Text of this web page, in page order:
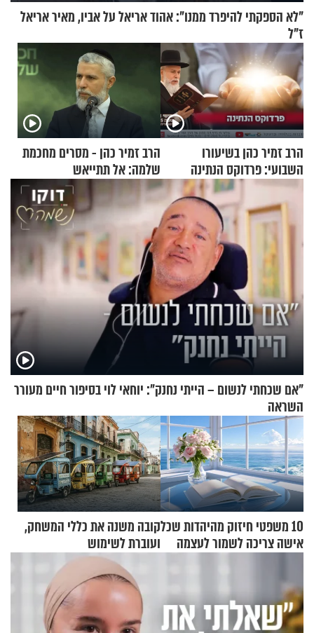
"לא הספקתי להיפרד ממנו": אהוד אריאל על אביו, מאיר אריאל
ז"ל
הרב זמיר כהן בשיעורו
השבועי: פרדוקס הנתינה
הרב זמיר כהן - מסרים מחכמת
שלמה: אל תתייאש
"אם שכחתי לנשום – הייתי נחנק": יוחאי לוי בסיפור חיים מעורר
השראה
10 משפטי חיזוק מהיהדות שכל
אישה צריכה לשמור לעצמה
קובה משנה את כללי המשחק,
ועוברת לשימוש
בתלת־אופנועים סולאריים